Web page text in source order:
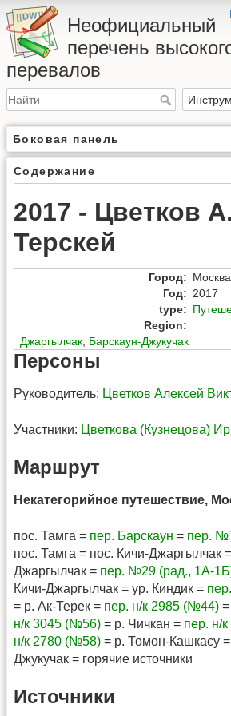
Неофициальный
перечень
перевалов
Боковая панель
Содержание
2017 - Цветков
Терскей
Город: Москва
Год: 2017
type:
Region:
Джаргылчак, Барскаун-Джукучак
Персоны
Руководитель: Цветков Алексей
Участники: Цветкова (Кузнецова)
Маршрут
Некатегорийное путешествие,
пос. Тамга = пер. Барскаун = пер.
пос. Тамга = пос. Кичи-Джаргылчак
Джаргылчак = пер. №29 (рад., 1А-
Кичи-Джаргылчак = ур. Киндик =
= р. Ак-Терек = пер. н/к 2985 (№44)
н/к 3045 (№56) = р. Чичкан = пер. н/
н/к 2780 (№58) = р. Томон-Кашкасу
Джукучак = горячие источники
Источники